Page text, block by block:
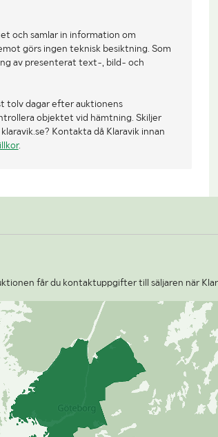
och samlar in information om
görs ingen teknisk besiktning. Som
av presenterat text-, bild- och
tolv dagar efter auktionens
objektet vid hämtning. Skiljer
Kontakta då Klaravik innan
.
får du kontaktuppgifter till säljaren när